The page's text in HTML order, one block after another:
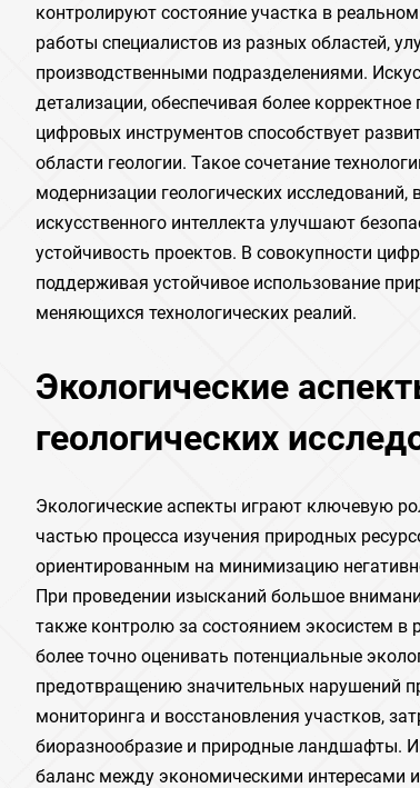
контролируют состояние участка в
работы специалистов из разных областей,
производственными подразделениями.
детализации, обеспечивая более
цифровых инструментов способствует
области геологии. Такое сочетание
модернизации геологических
искусственного интеллекта улучшают
устойчивость проектов. В совокупности
поддерживая устойчивое использование
меняющихся технологических реалий.
Экологические
геологических
Экологические аспекты играют ключевую
частью процесса изучения природных
ориентированным на минимизацию
При проведении изысканий большое
также контролю за состоянием экосистем в
более точно оценивать потенциальные
предотвращению значительных нарушений
мониторинга и восстановления участков,
биоразнообразие и природные ландшафты.
баланс между экономическими интересами